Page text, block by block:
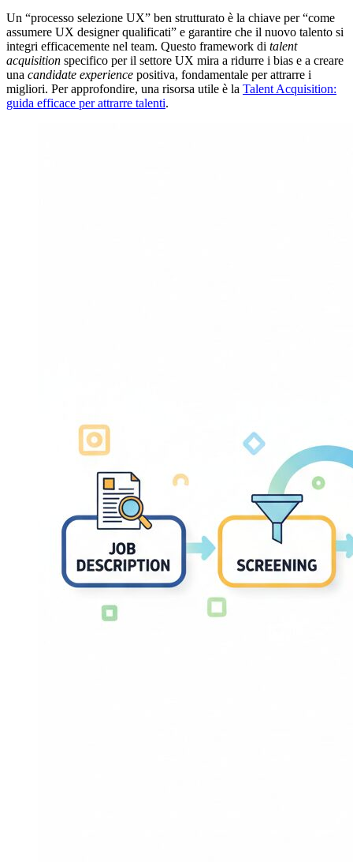
Un “processo selezione UX” ben strutturato è la chiave per “come
assumere UX designer qualificati” e garantire che il nuovo talento si
integri efficacemente nel team. Questo framework di talent
acquisition specifico per il settore UX mira a ridurre i bias e a creare
una candidate experience positiva, fondamentale per attrarre i
migliori. Per approfondire, una risorsa utile è la Talent Acquisition:
guida efficace per attrarre talenti.